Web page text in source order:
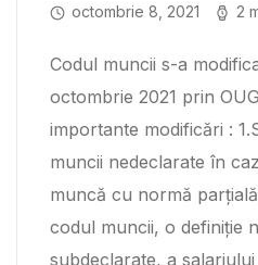
octombrie 8, 2021 2
Codul muncii s-a
octombrie 2021 prin
importante modificări :
muncii nedeclarate în
muncă cu normă
codul muncii, o definiție
subdeclarate, a salariului